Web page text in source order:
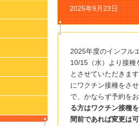
2025年9月23日
2025年度のインフル
10/15（水）より接種
とさせていただきま
にワクチン接種をさ
で、かならず予約を
る方はワクチン接種
間前であれば変更は